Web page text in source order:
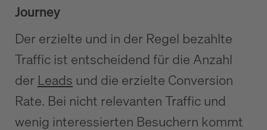
Journey
Der erzielte und in der Regel bezahlte
Traffic ist entscheidend für die Anzahl
der Leads und die erzielte Conversion
Rate. Bei nicht relevanten Traffic und
wenig interessierten Besuchern kommt